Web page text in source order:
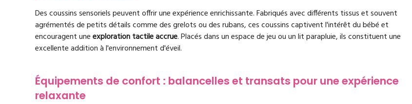
Des coussins sensoriels peuvent offrir une expérience enrichissante. Fabriqués avec différents tissus et souvent
agrémentés de petits détails comme des grelots ou des rubans, ces coussins captivent l'intérêt du bébé et
encouragent uneexploration tactile accrue. Placés dans un espace de jeu ou un lit parapluie, ils constituent une
excellente addition à l'environnement d'éveil.
Équipements de confort : balancelles et transats pour une expérience
relaxante